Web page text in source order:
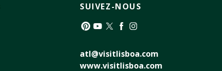
SUIVEZ-NOUS
atl@visitlisboa.com
www.visitlisboa.com